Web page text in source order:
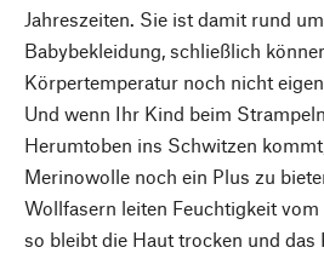
Jahreszeiten. Sie ist damit rund
Babybekleidung, schließlich
Körpertemperatur noch nicht
Und wenn Ihr Kind beim
Herumtoben ins Schwitzen
Merinowolle noch ein Plus zu
Wollfasern leiten Feuchtigkeit
so bleibt die Haut trocken und das